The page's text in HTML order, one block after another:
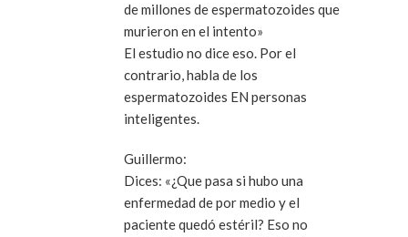
de millones de espermatozoides que
murieron en el intento»
El estudio no dice eso. Por el
contrario, habla de los
espermatozoides EN personas
inteligentes.
Guillermo:
Dices: «¿Que pasa si hubo una
enfermedad de por medio y el
paciente quedó estéril? Eso no